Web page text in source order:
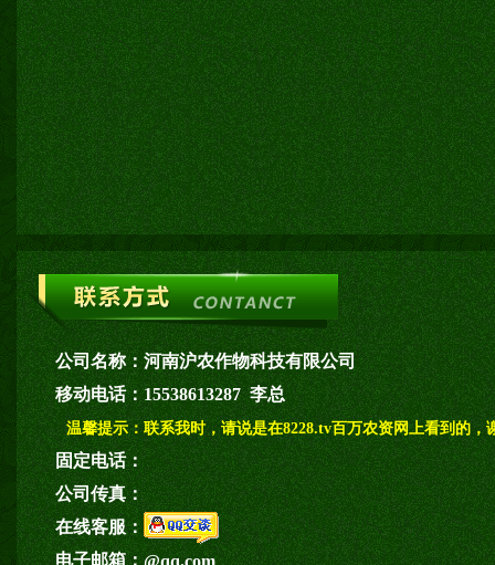
公司名称：河南沪农作物科技有限公司
移动电话：15538613287 李总
温馨提示： 联系我时，请说是在8228.tv百万农资网上看到的，
固定电话：
公司传真：
在线客服：
电子邮箱：@qq.com